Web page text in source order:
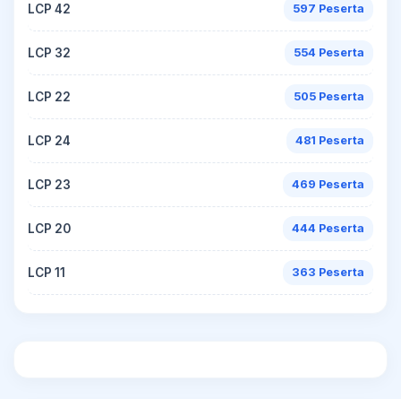
LCP 42 597 Peserta
LCP 32 554 Peserta
LCP 22 505 Peserta
LCP 24 481 Peserta
LCP 23 469 Peserta
LCP 20 444 Peserta
LCP 11 363 Peserta